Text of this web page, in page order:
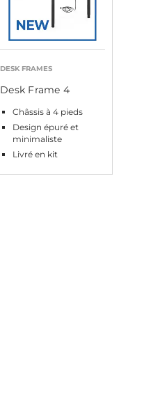
DESK FRAMES
Desk Frame 4
Châssis à 4 pieds
Design épuré et
minimaliste
Livré en kit